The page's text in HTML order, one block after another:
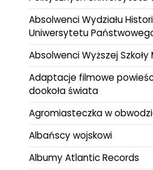
Absolwenci Wydziału
Uniwersytetu
Absolwenci Wyższej
Adaptacje filmowe
dookoła świata
Agromiasteczka w
Albańscy wojskowi
Albumy Atlantic Records